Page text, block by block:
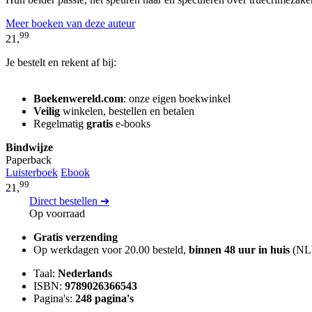
Meer boeken van deze auteur
21,99
Je bestelt en rekent af bij:
Boekenwereld.com: onze eigen boekwinkel
Veilig winkelen, bestellen en betalen
Regelmatig gratis e-books
Bindwijze
Paperback
Luisterboek Ebook
21,99
Direct bestellen ➔
Op voorraad
Gratis verzending
Op werkdagen voor 20.00 besteld, binnen 48 uur in huis
Taal: Nederlands
ISBN: 9789026366543
Pagina's: 248 pagina's